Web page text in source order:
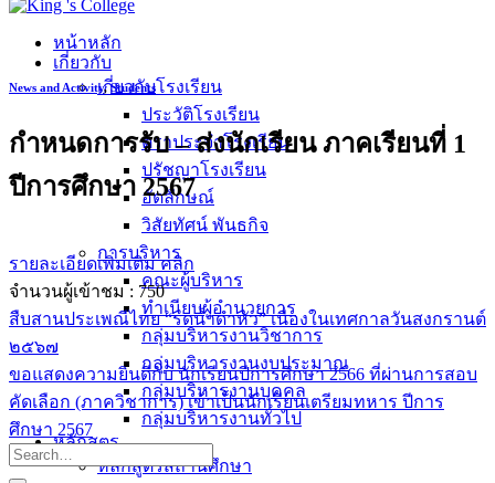
หน้าหลัก
เกี่ยวกับ
เกี่ยวกับโรงเรียน
ประวัติโรงเรียน
ตราประจำโรงเรียน
ปรัชญาโรงเรียน
อัตลักษณ์
วิสัยทัศน์ พันธกิจ
การบริหาร
คณะผู้บริหาร
ทำเนียบผู้อำนวยการ
กลุ่มบริหารงานวิชาการ
กลุ่มบริหารงานงบประมาณ
กลุ่มบริหารงานบุคคล
กลุ่มบริหารงานทั่วไป
หลักสูตร
หลักสูตรสถานศึกษา
News and Activity,Students
กำหนดการรับ – ส่งนักเรียน ภาคเรียนที่ 1
ปีการศึกษา 2567
รายละเอียดเพิ่มเติม คลิก
จำนวนผู้เข้าชม : 750
สืบสานประเพณีไทย “รดน้ำดำหัว” เนื่องในเทศกาลวันสงกรานต์
๒๕๖๗
ขอแสดงความยินดีกับ นักเรียนปีการศึกษา 2566 ที่ผ่านการสอบ
คัดเลือก (ภาควิชาการ) เข้าเป็นนักเรียนเตรียมทหาร ปีการ
ศึกษา 2567